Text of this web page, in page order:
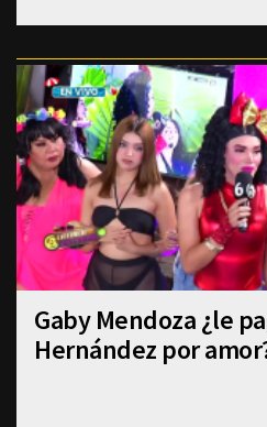
Gaby Mendoza ¿le
Hernández por